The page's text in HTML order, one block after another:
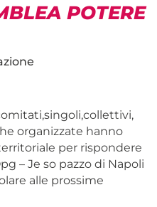
POTERE
organizzate hanno
per rispondere
– Je so pazzo di Napoli
alle prossime